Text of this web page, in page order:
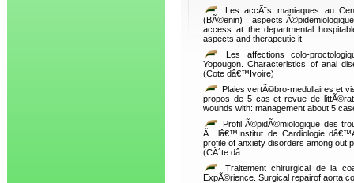
Les accÃ¨s maniaques au
(BÃ©enin) : aspects
access at the departmental
aspects and therapeutic it
Les affections colo-
Yopougon. Characteristics of anal
(Cote dâ€™Ivoire)
Plaies vertÃ©bro-medullaires et
propos de 5 cas et revue de
wounds with: management about 5
Profil Ã©pidÃ©miologique des
Ã lâ€™Institut de Cardiologie
profile of anxiety disorders among out
(CÃ´te dâ
Traitement chirurgical de la
ExpÃ©rience. Surgical repairof aorta